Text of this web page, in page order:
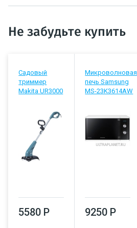
Не забудьте купить
Садовый
триммер
Makita UR3000
5580 Р
Микроволновая
печь Samsung
MS-23K3614AW
9250 Р